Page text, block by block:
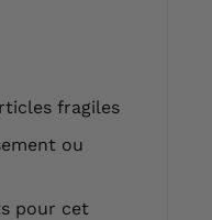
fragiles
ou
pour cet